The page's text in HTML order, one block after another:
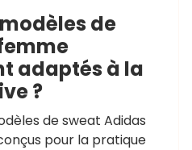
de
adaptés à la
?
de sweat Adidas
pour la pratique